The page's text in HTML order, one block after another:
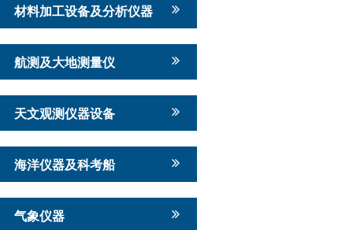
材料加工设备及分析仪器
航测及大地测量仪
天文观测仪器设备
海洋仪器及科考船
气象仪器